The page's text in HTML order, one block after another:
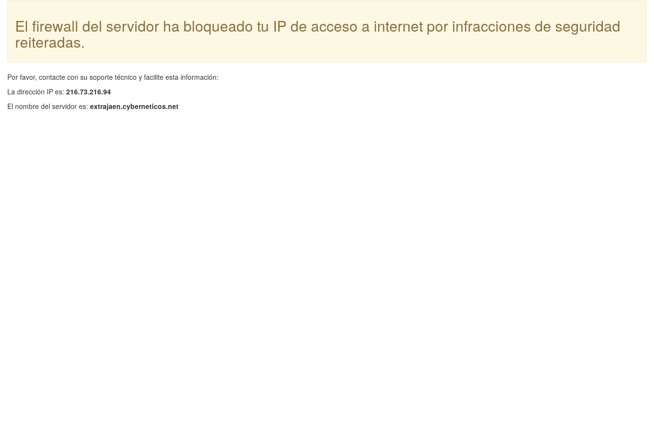
El firewall del servidor ha bloqueado tu IP de acceso a internet por infracciones de seguridad
reiteradas.
Por favor, contacte con su soporte técnico y facilite esta información:
La dirección IP es: 216.73.216.94
El nombre del servidor es: extrajaen.cyberneticos.net